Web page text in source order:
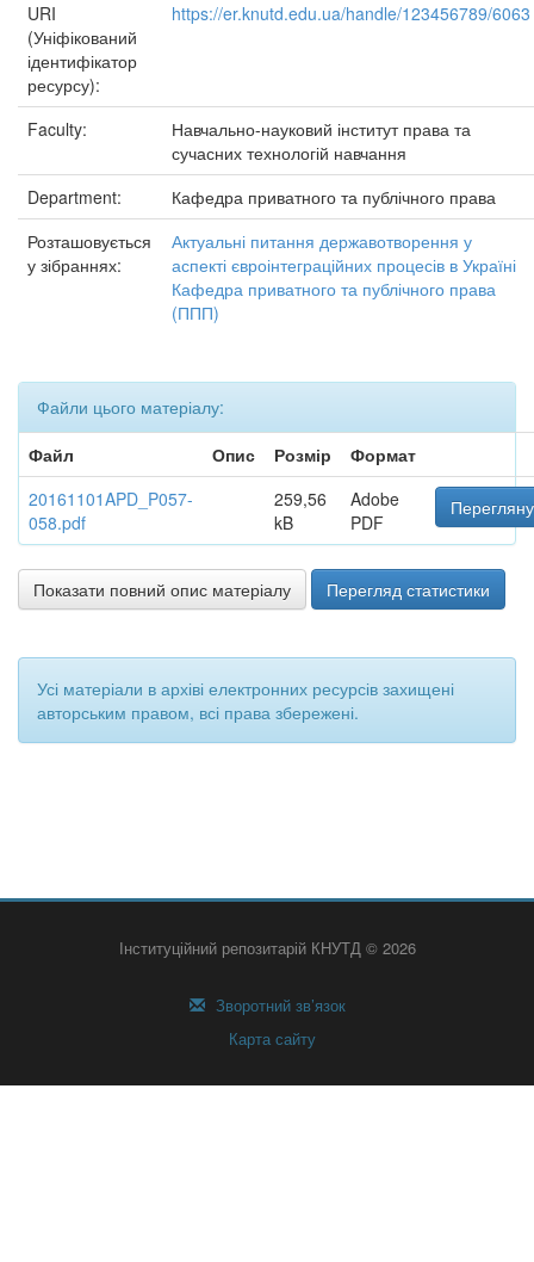
URI
(Уніфікований
ідентифікатор
ресурсу):
https://er.knutd.edu.ua/handle/123456789/6063
Faculty:
Навчально-науковий інститут права та
сучасних технологій навчання
Department:
Кафедра приватного та публічного права
Розташовується
у зібраннях:
Актуальні питання державотворення у
аспекті євроінтеграційних процесів в Україні
Кафедра приватного та публічного права
(ППП)
Файли цього матеріалу:
Файл
Опис Розмір
Формат
20161101APD_P057-
058.pdf
259,56
kB
Adobe
PDF
Показати повний опис матеріалу Перегляд статистики
Усі матеріали в архіві електронних ресурсів захищені
авторським правом, всі права збережені.
Інституційний репозитарій КНУТД © 2026
Зворотний зв’язок
Карта сайту